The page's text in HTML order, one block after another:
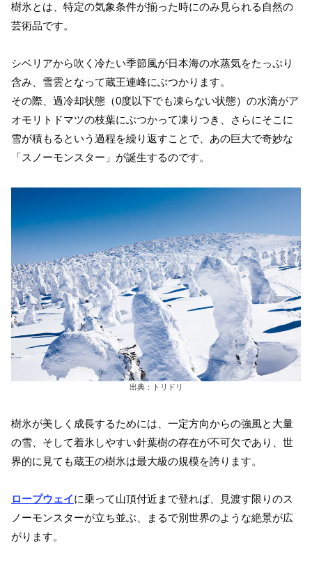
樹氷とは、特定の気象条件が揃った時にのみ見られる自然の
芸術品です。
シベリアから吹く冷たい季節風が日本海の水蒸気をたっぷり
含み、雪雲となって蔵王連峰にぶつかります。
その際、過冷却状態（0度以下でも凍らない状態）の水滴がア
オモリトドマツの枝葉にぶつかって凍りつき、さらにそこに
雪が積もるという過程を繰り返すことで、あの巨大で奇妙な
「スノーモンスター」が誕生するのです。
出典：トリドリ
樹氷が美しく成長するためには、一定方向からの強風と大量
の雪、そして着氷しやすい針葉樹の存在が不可欠であり、世
界的に見ても蔵王の樹氷は最大級の規模を誇ります。
ロープウェイに乗って山頂付近まで登れば、見渡す限りのス
ノーモンスターが立ち並ぶ、まるで別世界のような絶景が広
がります。